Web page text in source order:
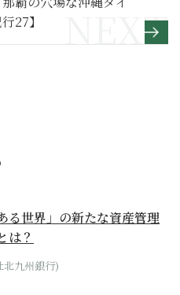
27】
る世界」の新たな資産管理
は？
北九州銀行)